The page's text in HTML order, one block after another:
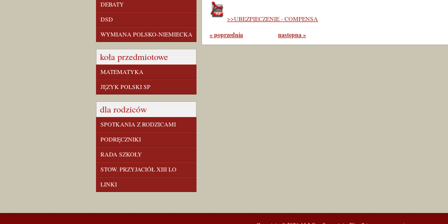
>>UBEZPIECZENIE - COMPENSA
« poprzednia następna »
DEBATY
DSD
WYMIANA POLSKO-NIEMIECKA
koła przedmiotowe
MATEMATYKA
JĘZYK POLSKI SP
dla rodziców
SPOTKANIA Z RODZICAMI
PODRĘCZNIKI
RADA SZKOŁY
STOW. PRZYJACIÓŁ XIII LO
LINKI